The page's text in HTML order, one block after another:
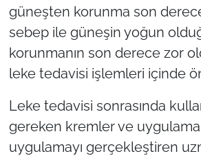
güneşten korunma son
sebep ile güneşin yoğun
korunmanın son derece zor
leke tedavisi işlemleri içinde
Leke tedavisi sonrasında
gereken kremler ve
uygulamayı gerçekleştiren